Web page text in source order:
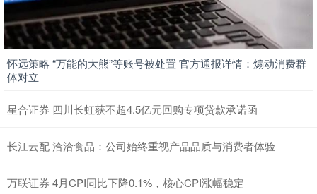
怀远策略 “万能的大熊”等账号被处置 官方通报详情：煽动消费群
体对立
星合证券 四川长虹获不超4.5亿元回购专项贷款承诺函
长江云配 洽洽食品：公司始终重视产品品质与消费者体验
万联证券 4月CPI同比下降0.1%，核心CPI涨幅稳定